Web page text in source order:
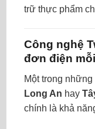
trữ thực phẩm
Công nghệ
đơn điện
Một trong
Long An hay
chính là khả